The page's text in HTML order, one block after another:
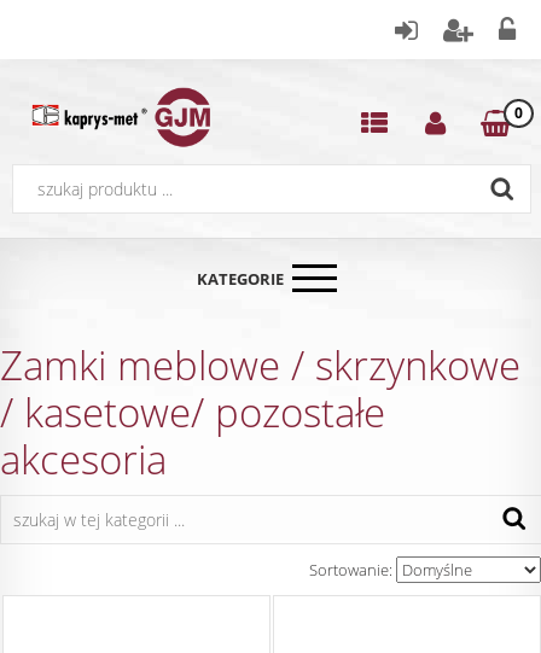
0
KATEGORIE
Zamki meblowe / skrzynkowe
/ kasetowe/ pozostałe
akcesoria
Sortowanie: